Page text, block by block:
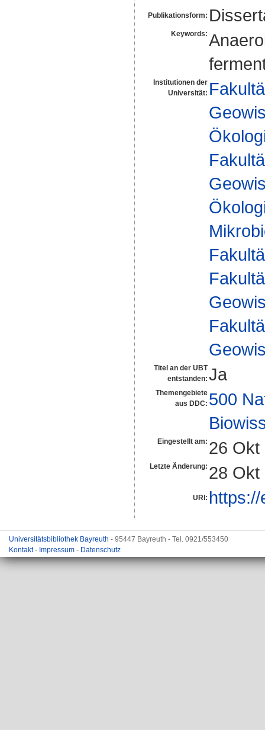
Publikationsform:
Keywords:
Institutionen der
Universität:
Titel an der UBT
entstanden: Ja
Themengebiete
aus DDC: 500
Eingestellt am: 26 Okt
Letzte Änderung: 28 Okt
URI:
Universitätsbibliothek Bayreuth - 95447 Bayreuth - Tel. 0921/553450
Kontakt- Impressum - Datenschutz